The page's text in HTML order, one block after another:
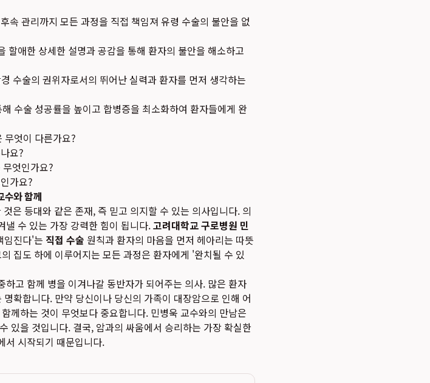
속 관리까지 모든 과정을 직접 책임져 유령 수술의 불안을 없
할애한 상세한 설명과 공감을 통해 환자의 불안을 해소하고
수술의 권위자로서의 뛰어난 실력과 환자를 먼저 생각하는
수술 성공률을 높이고 합병증을 최소화하여 환자들에게 완
무엇이 다른가요?
요?
엇인가요?
가요?
수와 함께
은 등대와 같은 존재, 즉 믿고 의지할 수 있는 의사입니다. 의
낼 수 있는 가장 강력한 힘이 됩니다.고려대학교 구로병원 민
임진다'는 직접 수술 원칙과 환자의 마음을 먼저 헤아리는 따뜻
집도 하에 이루어지는 모든 과정은 환자에게 '완치될 수 있
고 함께 병을 이겨나갈 동반자가 되어주는 의사. 많은 환자
확합니다. 만약 당신이나 당신의 가족이 대장암으로 인해 어
께하는 것이 무엇보다 중요합니다. 민병욱 교수와의 만남은
있을 것입니다. 결국, 암과의 싸움에서 승리하는 가장 확실한
서 시작되기 때문입니다.